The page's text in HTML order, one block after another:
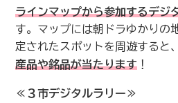
ラインマップから参加するデジ
す。マップには朝ドラゆかりの
定されたスポットを周遊すると、
産品や銘品が当たります ！
≪３市デジタルラリー≫